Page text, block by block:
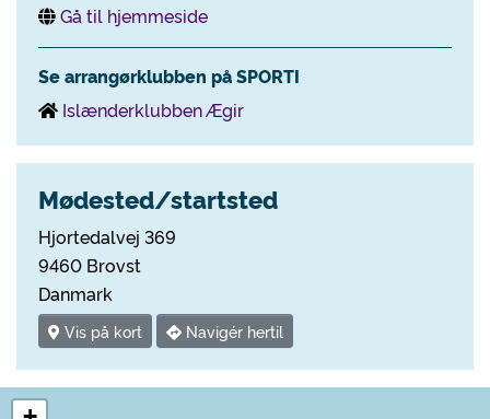
Gå til hjemmeside
Se arrangørklubben på SPORTI
Islænderklubben Ægir
Mødested/startsted
Hjortedalvej 369
9460 Brovst
Danmark
Vis på kort Navigér hertil